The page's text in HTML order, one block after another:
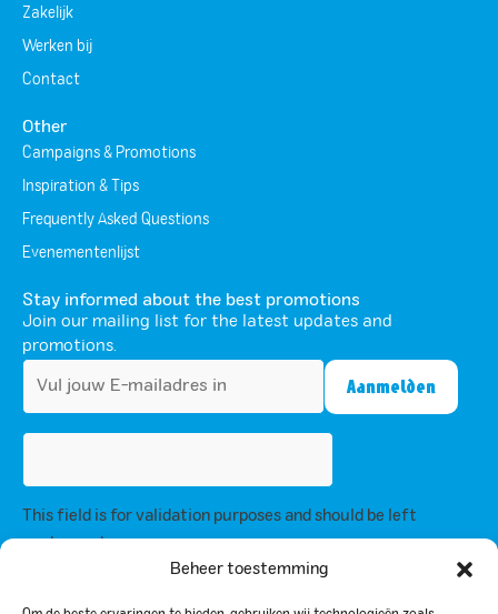
Beheer toestemming
Zakelijk
Werken bij
Contact
Other
Campaigns & Promotions
Inspiration & Tips
Frequently Asked Questions
Evenementenlijst
Stay informed about the best promotions
Join our mailing list for the latest updates and
promotions.
This field is for validation purposes and should be left
unchanged.
By subscribing, you agree to our privacy policy and consent to receive